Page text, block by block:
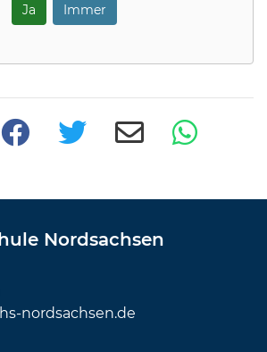
Ja Immer
Nordsachsen
nordsachsen.de